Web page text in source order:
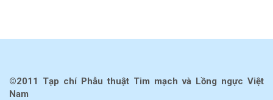
©2011 Tạp chí Phẫu thuật Tim mạch và Lồng ngực Việt
Nam